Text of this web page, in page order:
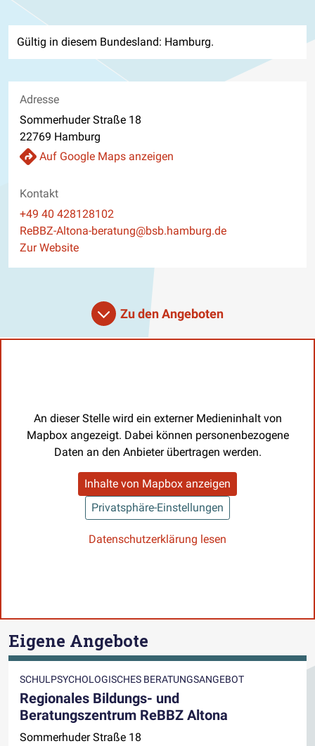
Gültig in diesem Bundesland: Hamburg.
Adresse
Sommerhuder Straße 18
22769 Hamburg
Auf Google Maps anzeigen
Kontakt
Telefon
+49 40 428128102
E-Mail
ReBBZ-Altona-beratung@bsb.hamburg.de
Website
Zur Website
Zu den Angeboten
An dieser Stelle wird ein externer Medieninhalt von
Mapbox angezeigt. Dabei können personenbezogene
Daten an den Anbieter übertragen werden.
Inhalte von Mapbox anzeigen
Privatsphäre-Einstellungen
Datenschutzerklärung lesen
Eigene Angebote
SCHULPSYCHOLOGISCHES BERATUNGSANGEBOT
Regionales Bildungs- und
Beratungszentrum ReBBZ Altona
Sommerhuder Straße 18